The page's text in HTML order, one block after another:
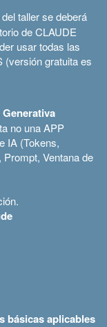
taller se deberá
de CLAUDE
usar todas las
gratuita es
no una APP
IA (Tokens,
Ventana de
básicas aplicables